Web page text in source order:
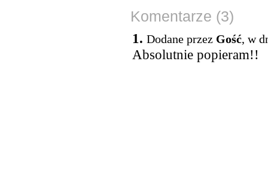
Komentarze (3)
1. Dodane przez Gość, w
Absolutnie popieram!!